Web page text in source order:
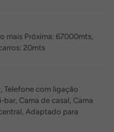
mais Próxima: 67000mts,
20mts
Telefone com ligação
Cama de casal, Cama
Adaptado para